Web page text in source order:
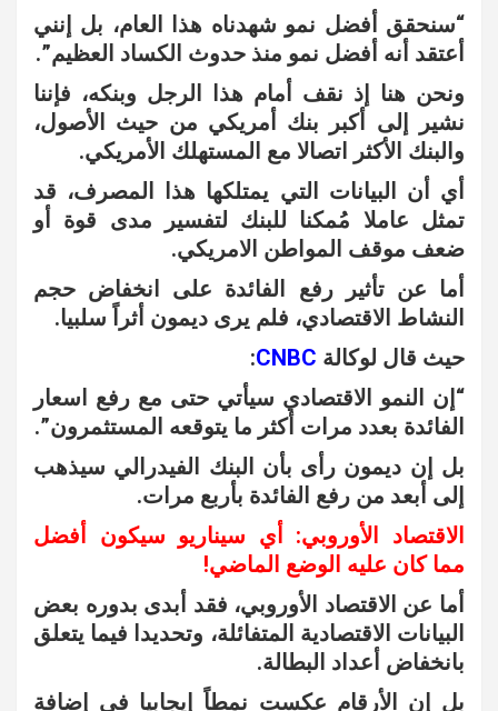
“سنحقق أفضل نمو شهدناه هذا العام، بل إنني
أعتقد أنه أفضل نمو منذ حدوث الكساد العظيم”.
ونحن هنا إذ نقف أمام هذا الرجل وبنكه، فإننا
نشير إلى أكبر بنك أمريكي من حيث الأصول،
والبنك الأكثر اتصالا مع المستهلك الأمريكي.
أي أن البيانات التي يمتلكها هذا المصرف، قد
تمثل عاملا مُمكنا للبنك لتفسير مدى قوة أو
ضعف موقف المواطن الامريكي.
أما عن تأثير رفع الفائدة على انخفاض حجم
النشاط الاقتصادي، فلم يرى ديمون أثراً سلبيا.
حيث قال لوكالة CNBC
:
“إن النمو الاقتصادي سيأتي حتى مع رفع اسعار
الفائدة بعدد مرات أكثر ما يتوقعه المستثمرون”.
بل إن ديمون رأى بأن البنك الفيدرالي سيذهب
إلى أبعد من رفع الفائدة بأربع مرات.
الاقتصاد الأوروبي: أي سيناريو سيكون أفضل
مما كان عليه الوضع الماضي!
أما عن الاقتصاد الأوروبي، فقد أبدى بدوره بعض
البيانات الاقتصادية المتفائلة، وتحديدا فيما يتعلق
بانخفاض أعداد البطالة.
بل إن الأرقام عكست نمطاً إيجابيا في إضافة